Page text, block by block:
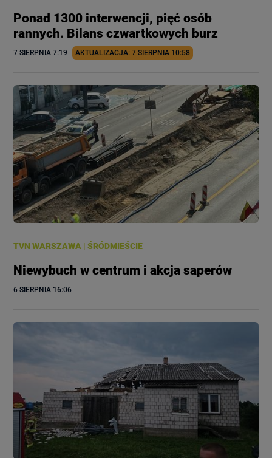
Ponad 1300 interwencji, pięć osób
rannych. Bilans czwartkowych burz
7 SIERPNIA 7:19 AKTUALIZACJA: 7 SIERPNIA 10:58
TVN WARSZAWA |ŚRÓDMIEŚCIE
Niewybuch w centrum i akcja saperów
6 SIERPNIA 16:06